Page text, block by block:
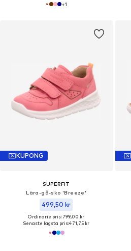
+1
KUPONG
SUPERFIT
Lära-gå-sko 'Breeze'
499,50 kr
Ordinarie pris: 799,00 kr
Senaste lägsta pris:471,75 kr